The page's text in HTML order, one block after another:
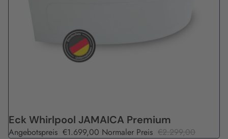
Angebot
Eck Whirlpool JAMAICA Premium
Angebotspreis €1.699,00 Normaler Preis €2.299,00